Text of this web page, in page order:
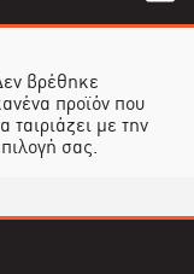
βρέθηκε
προϊόν που
ταιριάζει με την
σας.